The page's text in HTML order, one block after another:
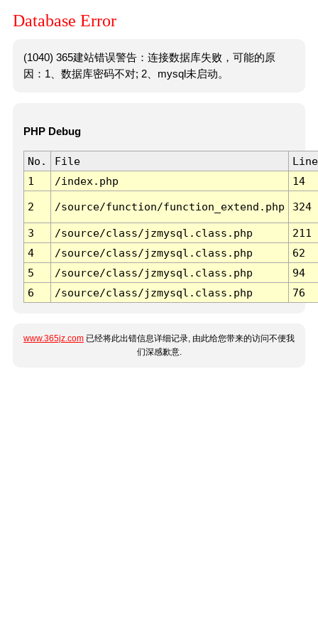
Database Error
(1040) 365建站错误警告：连接数据库失败，可能的原
因：1、数据库密码不对; 2、mysql未启动。
PHP Debug
No. File
Line
1
/index.php 14
2 /source/function/function_extend.php 324
3 /source/class/jzmysql.class.php
211
4
/source/class/jzmysql.class.php
62
5
/source/class/jzmysql.class.php
94
6
/source/class/jzmysql.class.php 76
www.365jz.com 已经将此出错信息详细记录, 由此给您带来的访问不便我
们深感歉意.